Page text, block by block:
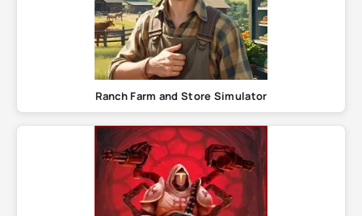
Ranch Farm and Store Simulator